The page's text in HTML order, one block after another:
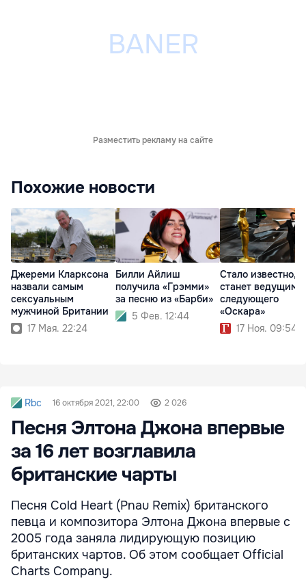
Разместить рекламу на сайте
Похожие новости
Джереми Кларксона
назвали самым
сексуальным
мужчиной Британии
17 Мая. 22:24
Билли Айлиш
получила «Грэмми»
за песню из «Барби»
5 Фев. 12:44
Стало известно,
станет ведущим
следующего
«Оскара»
17 Ноя. 09:54
Rbc 16 октября 2021, 22:00 2 026
Песня Элтона Джона впервые
за 16 лет возглавила
британские чарты
Песня Cold Heart (Pnau Remix) британского
певца и композитора Элтона Джона впервые с
2005 года заняла лидирующую позицию
британских чартов. Об этом сообщает Official
Charts Company.